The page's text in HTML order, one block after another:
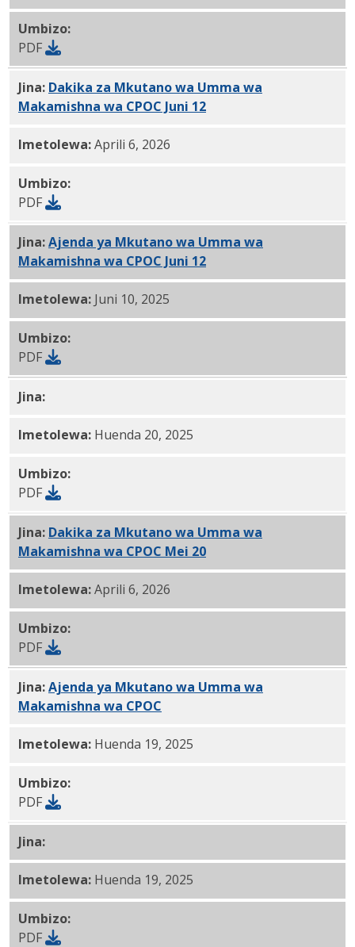
Umbizo:
PDF
Jina: Dakika za Mkutano wa Umma wa
Makamishna wa CPOC Juni 12, 2025 PDF
Imetolewa:Aprili 6, 2026
Umbizo:
PDF
Jina:Ajenda ya Mkutano wa Umma wa
Makamishna wa CPOC Juni 12, 2025 PDF
Imetolewa: Juni 10, 2025
Umbizo:
PDF
Jina:CPOC - Mei 20, 2025 Ripoti PDF
Imetolewa: Huenda 20, 2025
Umbizo:
PDF
Jina: Dakika za Mkutano wa Umma wa
Makamishna wa CPOC Mei 20, 2025 PDF
Imetolewa:Aprili 6, 2026
Umbizo:
PDF
Jina:Ajenda ya Mkutano wa Umma wa
Makamishna wa CPOC
Imetolewa: Huenda 19, 2025
Umbizo:
PDF
Jina:CPOC Mei 8, 2025 Ripoti PDF
Imetolewa: Huenda 19, 2025
Umbizo:
PDF